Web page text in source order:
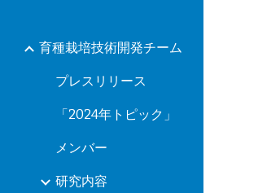
育種栽培技術開発チーム
プレスリリース
「2024年トピック」
メンバー
研究内容